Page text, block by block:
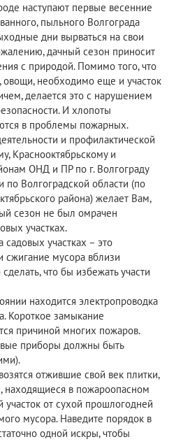
наступают первые весенние
пыльного Волгограда
дни вырваться на свои
дачный сезон приносит
с природой. Помимо того, что
овощи, необходимо еще и участок
делается это с нарушением
И хлопоты
в проблемы пожарных.
и профилактической
Краснооктябрьскому и
ОНД и ПР по г. Волгограду
Волгоградской области (по
района) желает Вам,
сезон не был омрачен
участках.
участках – это
сжигание мусора вблизи
что бы избежать участи
находится электропроводка
Короткое замыкание
причиной многих пожаров.
приборы должны быть
отжившие свой век плитки,
находящиеся в пожароопасном
участок от сухой прошлогодней
мусора. Наведите порядок в
одной искры, чтобы